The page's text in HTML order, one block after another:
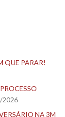
QUE PARAR!
2026
NA 3M